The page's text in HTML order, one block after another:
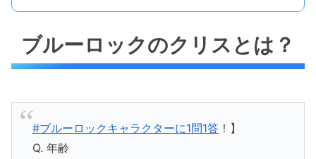
ブルーロックのクリスとは？
#ブルーロックキャラクターに1問1答！】
Q. 年齢